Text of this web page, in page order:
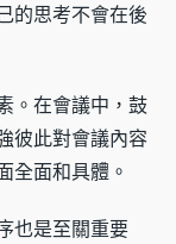
的思考不會在後
。在會議中，鼓
彼此對會議內容
全面和具體。
也是至關重要